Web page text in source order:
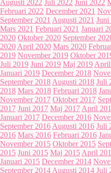
Augusti 2022 Juli 2022 Juni 2022
Februari 2022 December 2021
September 2021 Augusti 2021 Juni
Mars 2021 Februari 2021 Januari
2020 Oktober 2020 September
2020 April 2020 Mars 2020
2019 November 2019 Oktober
Juli 2019 Juni 2019 Maj 2019
Januari 2019 December 2018
September 2018 Augusti 2018 Juli
2018 Mars 2018 Februari 2018
November 2017 Oktober 2017
2017 Juni 2017 Maj 2017 April
Januari 2017 December 2016
September 2016 Augusti 2016 Juli
2016 Mars 2016 Februari 2016
November 2015 Oktober 2015
2015 Juni 2015 Maj 2015 April
Januari 2015 December 2014
September 2014 Augusti 2014 Juli